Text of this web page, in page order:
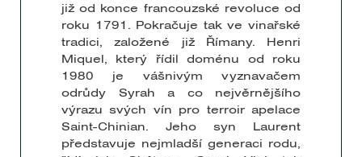
již od konce francouzské revoluce od
roku 1791. Pokračuje tak ve vinařské
tradici, založené již Římany. Henri
Miquel, který řídil doménu od roku
1980 je vášnivým vyznavačem
odrůdy Syrah a co nejvěrnějšího
výrazu svých vín pro terroir apelace
Saint-Chinian. Jeho syn Laurent
představuje nejmladší generaci rodu,